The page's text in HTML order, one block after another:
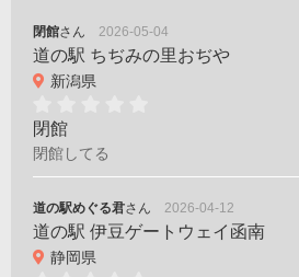
閉館さん 2026-05-04
道の駅 ちぢみの里おぢや
新潟県
閉館
閉館してる
道の駅めぐる君さん 2026-04-12
道の駅 伊豆ゲートウェイ函南
静岡県